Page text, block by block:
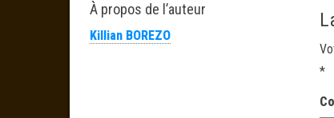
À propos de l’auteur
Killian BOREZO
*